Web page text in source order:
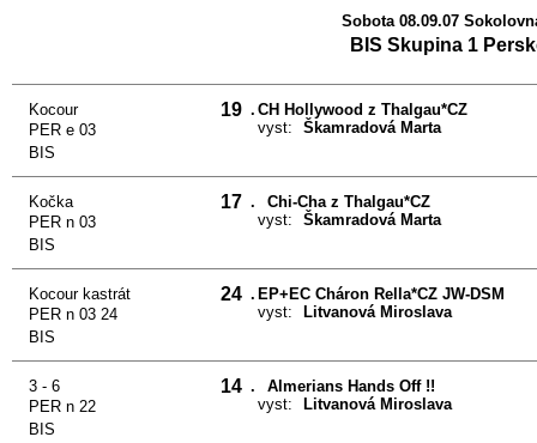
Sobota 08.09.07
BIS Skupina 1
Kocour 19 .
PER e 03
CH Hollywood z Thalgau*CZ
vyst:
Škamradová Marta
BIS
Kočka 17 .
PER n 03
Chi-Cha z Thalgau*CZ
vyst:
Škamradová Marta
BIS
Kocour kastrát 24 .
PER n 03 24
EP+EC Cháron Rella*CZ JW-DSM
vyst:
Litvanová Miroslava
BIS
3 - 6 14 .
PER n 22
Almerians Hands Off !!
vyst:
Litvanová Miroslava
BIS